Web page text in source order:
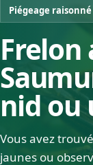
Piégeage raisonné
Frelon
nid ou
Vous avez
jaunes ou